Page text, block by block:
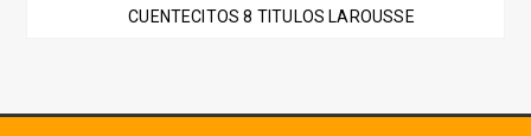
CUENTECITOS 8 TITULOS LAROUSSE